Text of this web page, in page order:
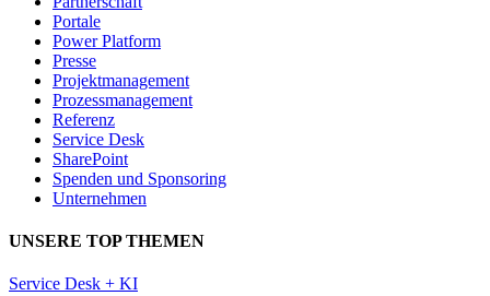
Portale
Power Platform
Presse
Projektmanagement
Prozessmanagement
Referenz
Service Desk
SharePoint
Spenden und Sponsoring
Unternehmen
UNSERE TOP THEMEN
Service Desk + KI